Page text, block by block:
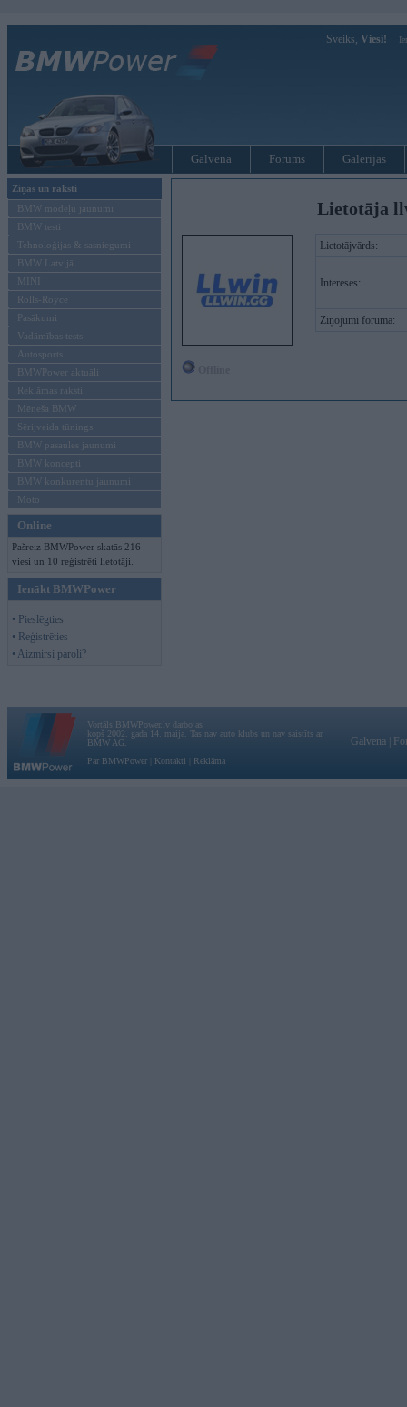
Sveiks, Viesi!
Galvenā Forums Galerijas
Ziņas un raksti
BMW modeļu jaunumi
BMW testi
Tehnoloģijas & sasniegumi
BMW Latvijā
MINI
Rolls-Royce
Pasākumi
Vadāmības tests
Autosports
BMWPower aktuāli
Reklāmas raksti
Mēneša BMW
Sērijveida tūnings
BMW pasaules jaunumi
BMW koncepti
BMW konkurentu jaunumi
Moto
Online
Pašreiz BMWPower skatās 216
viesi un 10 reģistrēti lietotāji.
Ienākt BMWPower
• Pieslēgties
• Reģistrēties
• Aizmirsi paroli?
Lietotāja
Lietotājvārds:
Intereses:
Ziņojumi forumā:
Vortāls BMWPower.lv darbojas
kopš 2002. gada 14. maija. Tas nav auto klubs un nav saistīts ar
BMW AG.
Par BMWPower
Kontakti Reklāma
Galvena